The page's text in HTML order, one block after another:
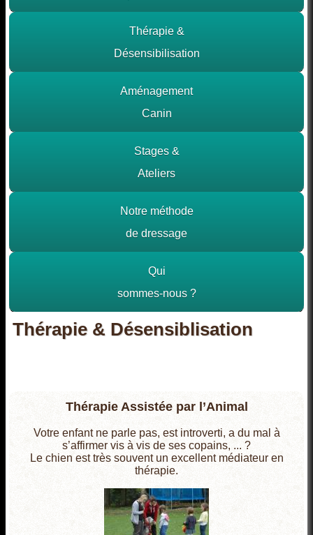
Thérapie &
Désensibilisation
Aménagement
Canin
Stages &
Ateliers
Notre méthode
de dressage
Qui
sommes-nous ?
Thérapie & Désensiblisation
Thérapie Assistée par l’Animal
Votre enfant ne parle pas, est introverti, a du mal à
s’affirmer vis à vis de ses copains, ... ?
Le chien est très souvent un excellent médiateur en
thérapie.